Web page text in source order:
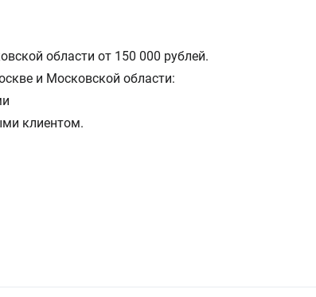
области от 150 000 рублей.
и Московской области:
клиентом.